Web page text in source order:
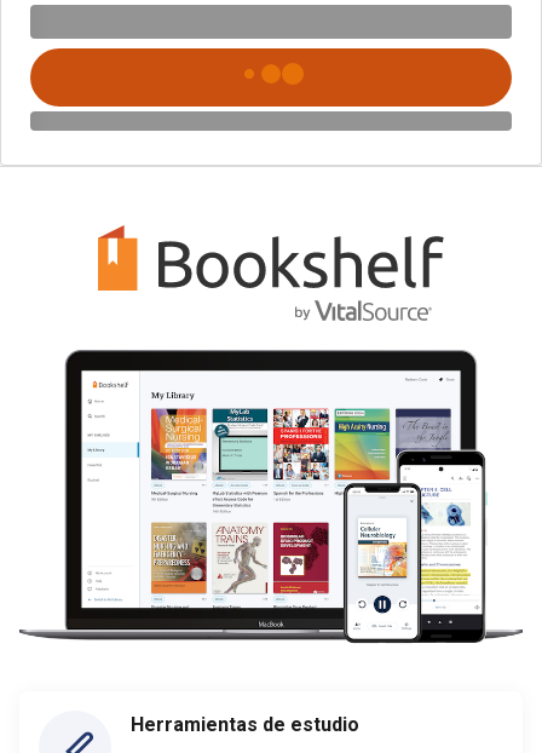
Herramientas de estudio